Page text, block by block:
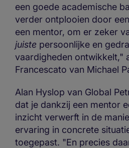
een goede academische
verder ontplooien door
een mentor, om er zeker
juiste persoonlijke en
vaardigheden ontwikkelt,"
Francescato van Michael
Alan Hyslop van Global
dat je dankzij een mentor
inzicht verwerft in de
ervaring in concrete
toegepast. "En precies